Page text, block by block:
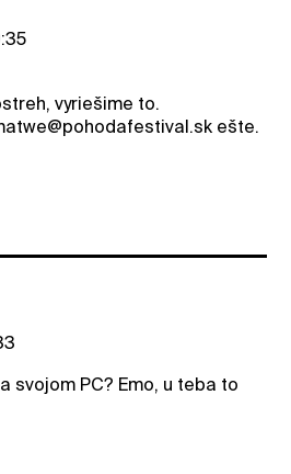
vyriešime to.
ešte.
svojom PC? Emo, u teba to